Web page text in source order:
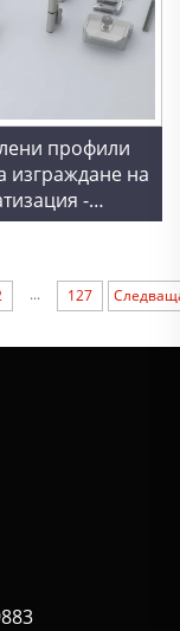
профили
изграждане на
-
... 127